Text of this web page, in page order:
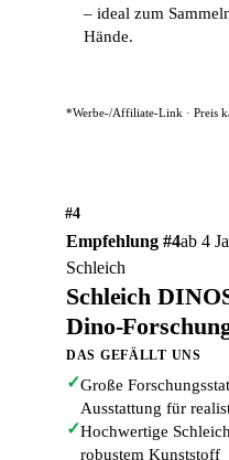
– ideal zum
Hände.
*Werbe-/Affiliate-Link · Preis
#4
Empfehlung #4ab 4
Schleich
Schleich
Dino-
DAS GEFÄLLT UNS
✓Große
Ausstattung für
✓Hochwertige
robustem Kunststoff